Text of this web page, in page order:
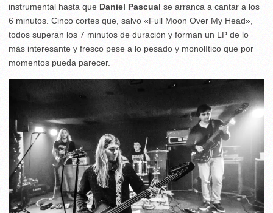
instrumental hasta que Daniel Pascual se arranca a cantar a los
6 minutos. Cinco cortes que, salvo «Full Moon Over My Head»,
todos superan los 7 minutos de duración y forman un LP de lo
más interesante y fresco pese a lo pesado y monolítico que por
momentos pueda parecer.